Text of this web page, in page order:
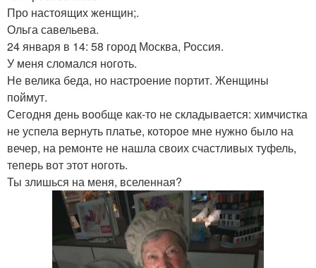
Про настоящих женщин;.
Ольга савельева.
24 января в 14: 58 город Москва, Россия.
У меня сломался ноготь.
Не велика беда, но настроение портит. Женщины
поймут.
Сегодня день вообще как-то не складывается: химчистка
не успела вернуть платье, которое мне нужно было на
вечер, на ремонте не нашла своих счастливых туфель,
теперь вот этот ноготь.
Ты злишься на меня, вселенная?